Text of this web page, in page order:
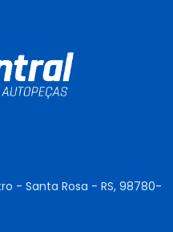
- Santa Rosa - RS, 98780-